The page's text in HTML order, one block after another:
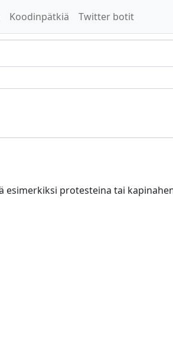
Koodinpätkiä Twitter botit
esimerkiksi protesteina tai